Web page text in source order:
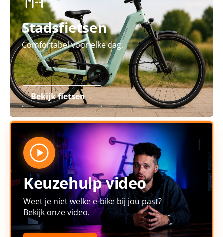
Stadsfietsen
Comfortabel voor elke dag.
Bekijk fietsen→
Keuzehulp video
Weet je niet welke e-bike bij jou past?
Bekijk onze video.